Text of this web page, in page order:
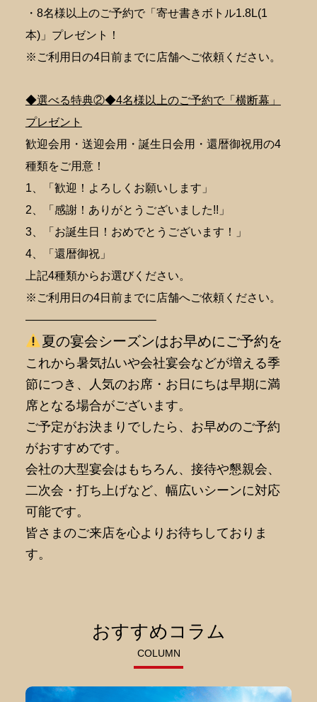
・8名様以上のご予約で「寄せ書きボトル1.8L(1
本)」プレゼント！
※ご利用日の4日前までに店舗へご依頼ください。
◆選べる特典②◆4名様以上のご予約で「横断幕」
プレゼント
歓迎会用・送迎会用・誕生日会用・還暦御祝用の4
種類をご用意！
1、「歓迎！よろしくお願いします」
2、「感謝！ありがとうございました!!」
3、「お誕生日！おめでとうございます！」
4、「還暦御祝」
上記4種類からお選びください。
※ご利用日の4日前までに店舗へご依頼ください。
———————————–
夏の宴会シーズンはお早めにご予約を
これから暑気払いや会社宴会などが増える季
節につき、人気のお席・お日にちは早期に満
席となる場合がございます。
ご予定がお決まりでしたら、お早めのご予約
がおすすめです。
会社の大型宴会はもちろん、接待や懇親会、
二次会・打ち上げなど、幅広いシーンに対応
可能です。
皆さまのご来店を心よりお待ちしておりま
す。
おすすめコラム
COLUMN